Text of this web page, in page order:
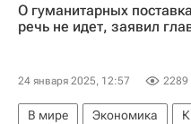
Россия
Происшествия
О гуманитарных
речь не идет, заявил
24 января 2025, 12:57 2289
В мире Экономика